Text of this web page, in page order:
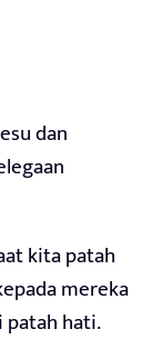
dan
kita patah
mereka
patah hati.